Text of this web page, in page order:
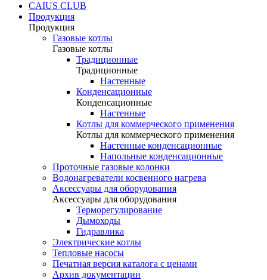
CAIUS CLUB
Продукция
Продукция
Газовые котлы
Газовые котлы
Традиционные
Традиционные
Настенные
Конденсационные
Конденсационные
Настенные
Котлы для коммерческого применения
Котлы для коммерческого применения
Настенные конденсационные
Напольные конденсационные
Проточные газовые колонки
Водонагреватели косвенного нагрева
Аксессуары для оборудования
Аксессуары для оборудования
Терморегулирование
Дымоходы
Гидравлика
Электрические котлы
Тепловые насосы
Печатная версия каталога с ценами
Архив документации